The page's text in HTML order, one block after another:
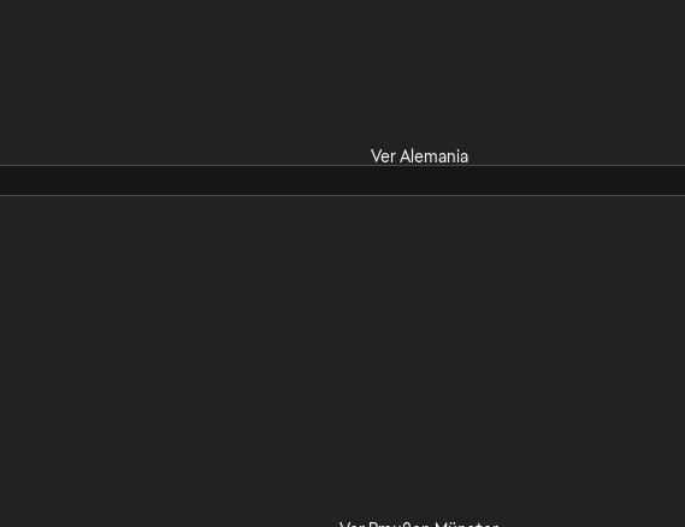
Ver Alemania